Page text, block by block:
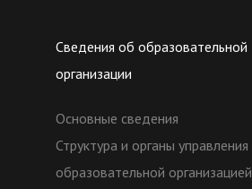
Сведения об образовательной
организации
Основные сведения
Структура и органы управления
образовательной организацией